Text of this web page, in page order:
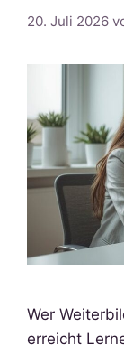
20. Juli 2026
Wer
erreicht